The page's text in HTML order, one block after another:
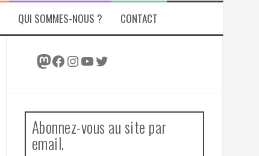
QUI SOMMES-NOUS ? CONTACT
Mastodon
Facebook
Instagram
YouTube
Twitter
Abonnez-vous au site par
email.